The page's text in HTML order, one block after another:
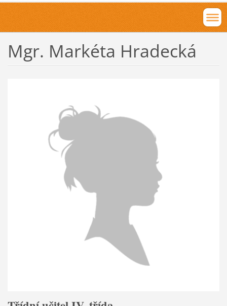
Mgr. Markéta Hradecká